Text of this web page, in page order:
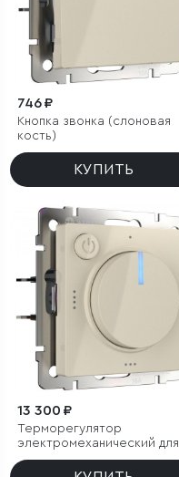
746 ₽
Кнопка звонка (слоновая
кость)
КУПИТЬ
13 300 ₽
Терморегулятор
электромеханический для
теплого пола (слоновая